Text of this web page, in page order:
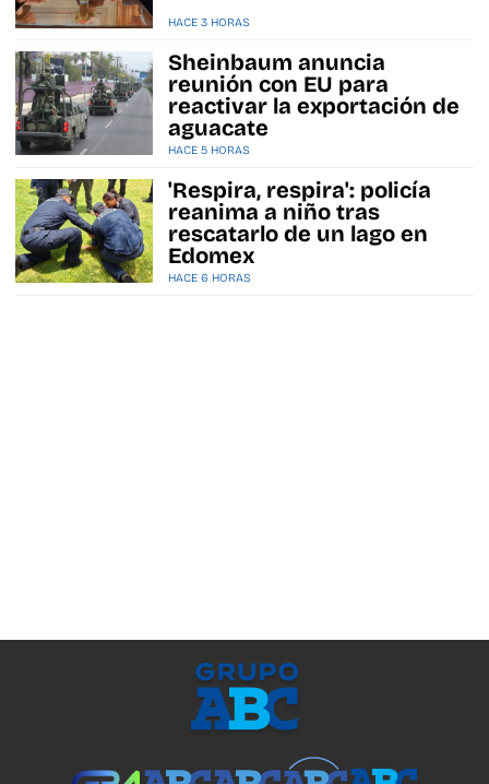
HACE 3 HORAS
Sheinbaum anuncia
reunión con EU para
reactivar la exportación de
aguacate
HACE 5 HORAS
'Respira, respira': policía
reanima a niño tras
rescatarlo de un lago en
Edomex
HACE 6 HORAS